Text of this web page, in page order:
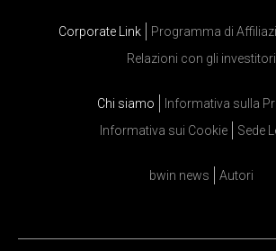
Corporate Link Programma di
Relazioni con gli investitori
Chi siamo
Informativa sulla
Informativa sui Cookie
Sede
bwin news Autori